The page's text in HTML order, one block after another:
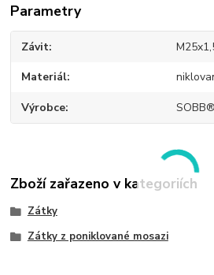
Parametry
Závit
Materiál
Výrobce
Zboží zařazeno v kategoriích
Zátky
Zátky z poniklované mosazi